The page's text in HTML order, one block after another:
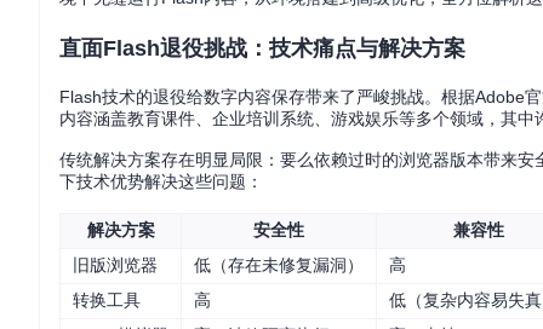
直面Flash退役挑战：技术痛点与解决方案
Flash技术的退役给数字内容保存带来了严峻挑战。根据Adobe
内容涵盖教育课件、企业培训系统、游戏娱乐等多个领域，其
传统解决方案存在明显局限：要么依赖过时的浏览器版本带来
下技术优势解决这些问题：
解决方案 安全性
兼容性
旧版浏览器
低（存在未修复漏洞）
高
转换工具
高
低（复杂内容易失